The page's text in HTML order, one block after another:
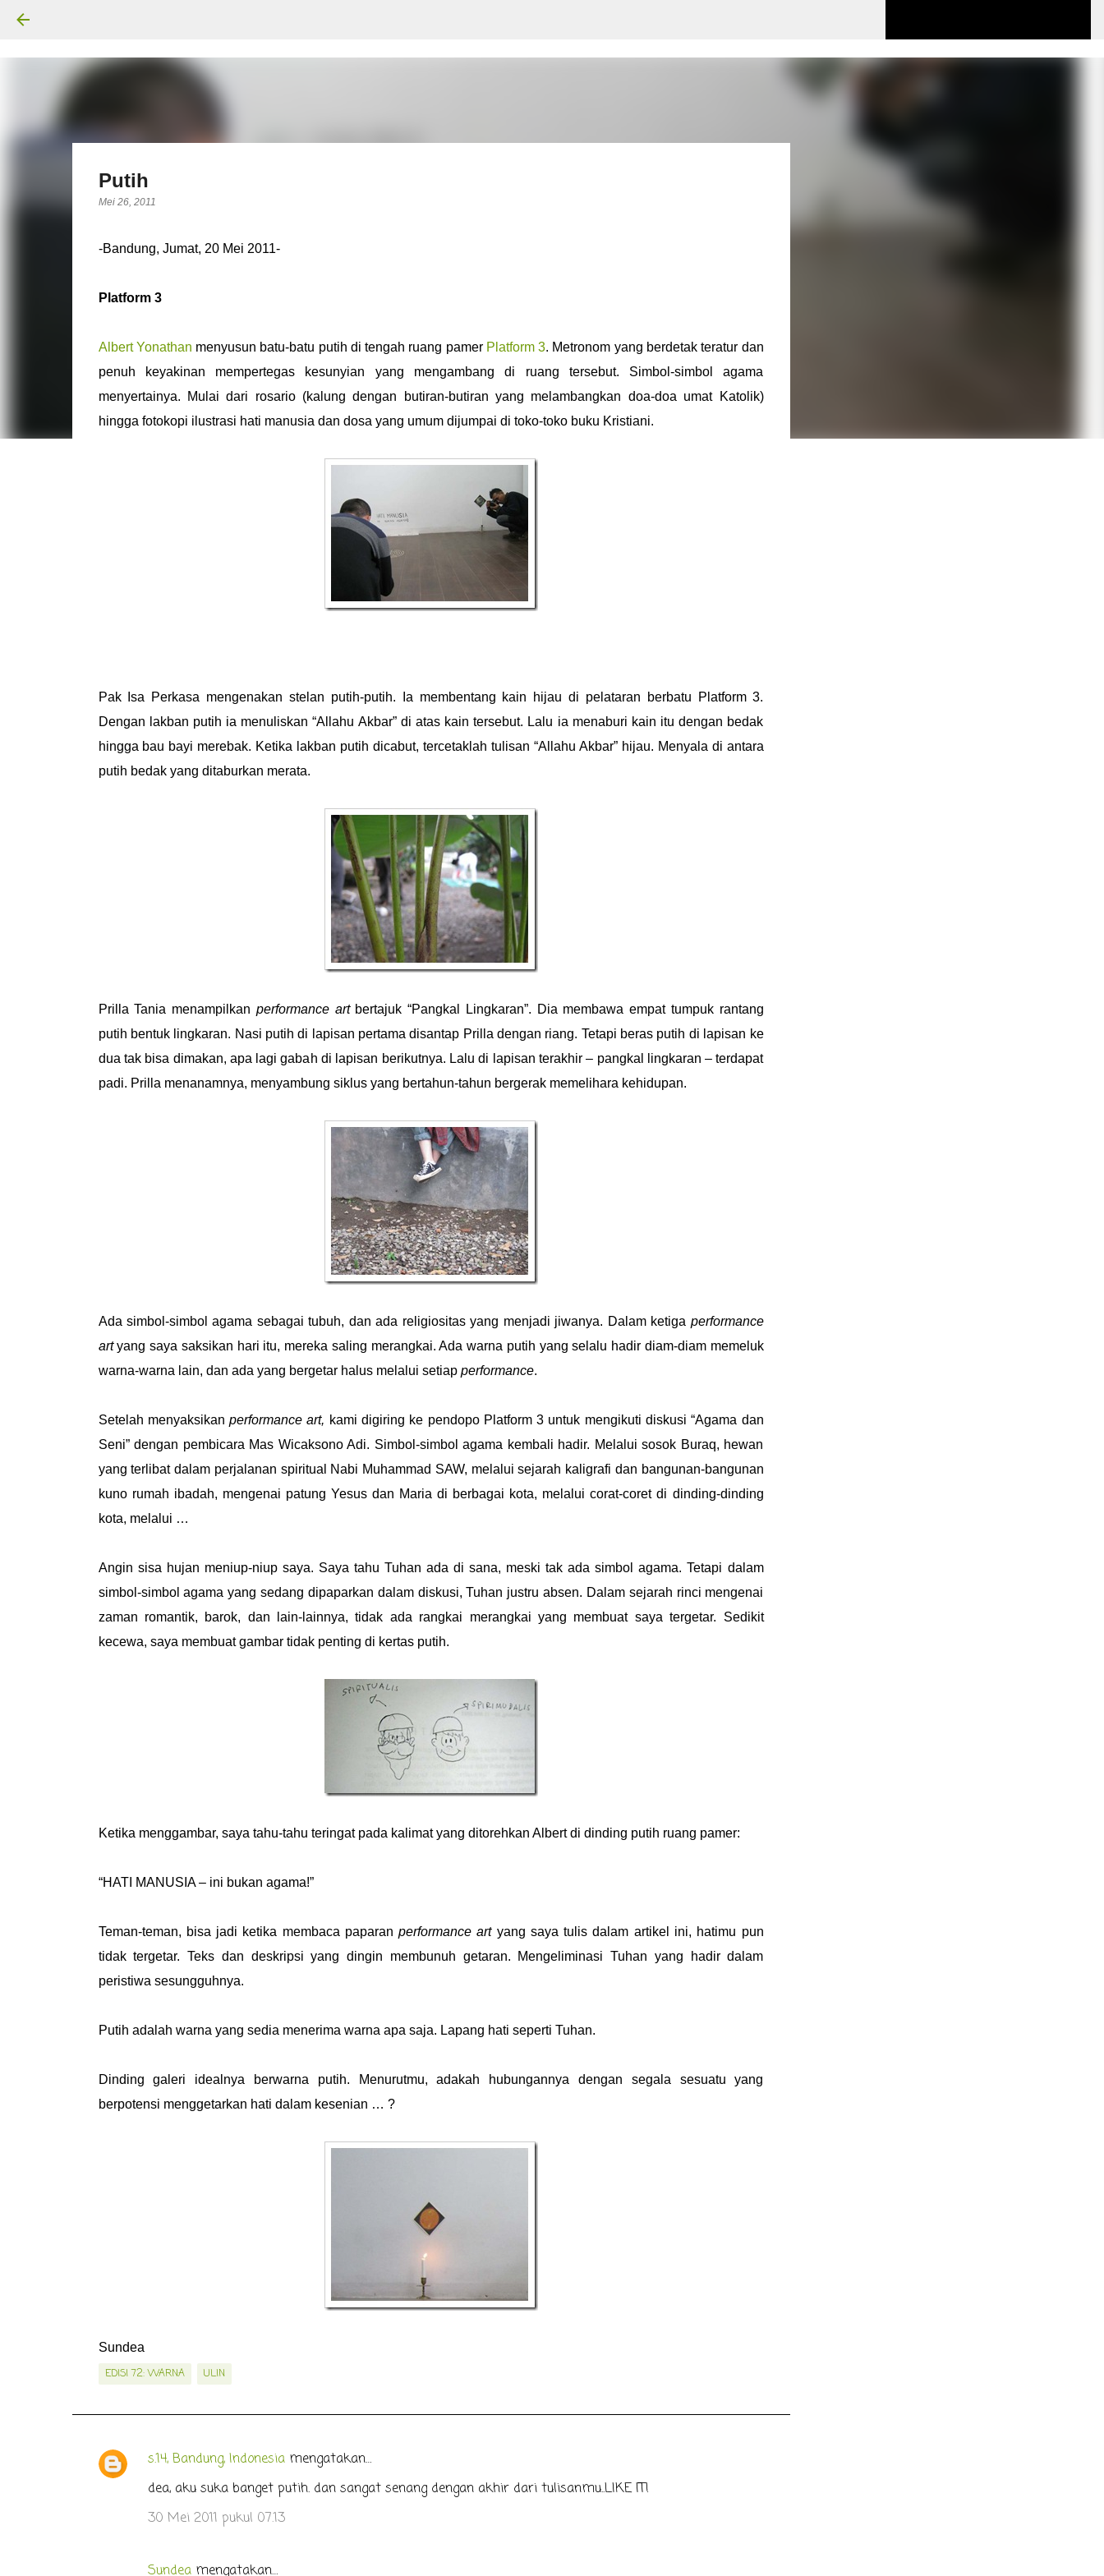
Putih
Mei 26, 2011
-Bandung, Jumat, 20 Mei 2011-
Platform 3
Albert Yonathan menyusun batu-batu putih di tengah ruang pamer Platform 3. Metronom yang berdetak teratur dan
penuh keyakinan mempertegas kesunyian yang mengambang di ruang tersebut. Simbol-simbol agama
menyertainya. Mulai dari rosario (kalung dengan butiran-butiran yang melambangkan doa-doa umat Katolik)
hingga fotokopi ilustrasi hati manusia dan dosa yang umum dijumpai di toko-toko buku Kristiani.
Pak Isa Perkasa mengenakan stelan putih-putih. Ia membentang kain hijau di pelataran berbatu Platform 3.
Dengan lakban putih ia menuliskan “Allahu Akbar” di atas kain tersebut. Lalu ia menaburi kain itu dengan bedak
hingga bau bayi merebak. Ketika lakban putih dicabut, tercetaklah tulisan “Allahu Akbar” hijau. Menyala di antara
putih bedak yang ditaburkan merata.
Prilla Tania menampilkan performance artbertajuk “Pangkal Lingkaran”. Dia membawa empat tumpuk rantang
putih bentuk lingkaran. Nasi putih di lapisan pertama disantap Prilla dengan riang. Tetapi beras putih di lapisan ke
dua tak bisa dimakan, apa lagi gabah di lapisan berikutnya. Lalu di lapisan terakhir – pangkal lingkaran – terdapat
padi. Prilla menanamnya, menyambung siklus yang bertahun-tahun bergerak memelihara kehidupan.
Ada simbol-simbol agama sebagai tubuh, dan ada religiositas yang menjadi jiwanya. Dalam ketiga performance
artyang saya saksikan hari itu, mereka saling merangkai. Ada warna putih yang selalu hadir diam-diam memeluk
warna-warna lain, dan ada yang bergetar halus melalui setiap performance.
Setelah menyaksikanperformance art, kami digiring ke pendopo Platform 3 untuk mengikuti diskusi “Agama dan
Seni” dengan pembicara Mas Wicaksono Adi. Simbol-simbol agama kembali hadir. Melalui sosok Buraq, hewan
yang terlibat dalam perjalanan spiritual Nabi Muhammad SAW, melalui sejarah kaligrafi dan bangunan-bangunan
kuno rumah ibadah, mengenai patung Yesus dan Maria di berbagai kota, melalui corat-coret di dinding-dinding
kota, melalui …
Angin sisa hujan meniup-niup saya. Saya tahu Tuhan ada di sana, meski tak ada simbol agama. Tetapi dalam
simbol-simbol agama yang sedang dipaparkan dalam diskusi, Tuhan justru absen. Dalam sejarah rinci mengenai
zaman romantik, barok, dan lain-lainnya, tidak ada rangkai merangkai yang membuat saya tergetar. Sedikit
kecewa, saya membuat gambar tidak penting di kertas putih.
Ketika menggambar, saya tahu-tahu teringat pada kalimat yang ditorehkan Albert di dinding putih ruang pamer:
“HATI MANUSIA – ini bukan agama!”
Teman-teman, bisa jadi ketika membaca paparanperformance artyang saya tulis dalam artikel ini, hatimu pun
tidak tergetar. Teks dan deskripsi yang dingin membunuh getaran. Mengeliminasi Tuhan yang hadir dalam
peristiwa sesungguhnya.
Putih adalah warna yang sedia menerima warna apa saja. Lapang hati seperti Tuhan.
Dinding galeri idealnya berwarna putih. Menurutmu, adakah hubungannya dengan segala sesuatu yang
berpotensi menggetarkan hati dalam kesenian … ?
Sundea
EDISI 72: WARNA ULIN
K
s.14, Bandung, Indonesiamengatakan…
dea, aku suka banget putih. dan sangat senang dengan akhir dari tulisanmu..LIKE IT!
30 Mei 2011 pukul 07.13
Sundeamengatakan…